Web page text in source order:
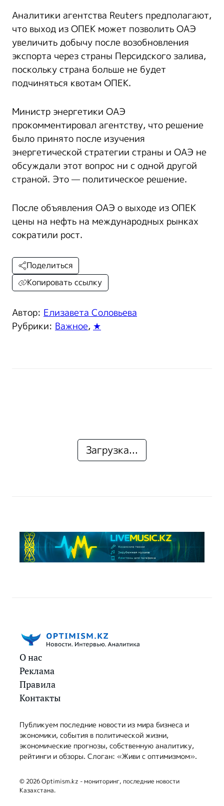
Аналитики агентства Reuters предполагают,
что выход из ОПЕК может позволить ОАЭ
увеличить добычу после возобновления
экспорта через страны Персидского залива,
поскольку страна больше не будет
подчиняться квотам ОПЕК.
Министр энергетики ОАЭ
прокомментировал агентству, что решение
было принято после изучения
энергетической стратегии страны и ОАЭ не
обсуждали этот вопрос ни с одной другой
страной. Это — политическое решение.
После объявления ОАЭ о выходе из ОПЕК
цены на нефть на международных рынках
сократили рост.
Автор: Елизавета Соловьева
Рубрики: Важное, ★
Поделиться
Копировать ссылку
Загрузка...
О нас
Реклама
Правила
Контакты
Публикуем последние новости из мира бизнеса и
экономики, события в политической жизни,
экономические прогнозы, собственную аналитику,
рейтинги и обзоры. Слоган: «Живи с оптимизмом».
© 2026 Optimism.kz - мониторинг, последние новости
Казахстана.